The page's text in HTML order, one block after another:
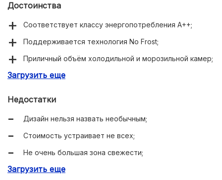
Достоинства
Соответствует классу энергопотребления A++;
Поддерживается технология No Frost;
Приличный объём холодильной и морозильной камер;
Продолжительное автономное сохранение холода;
Загрузить еще
Недостатки
Дизайн нельзя назвать необычным;
Стоимость устраивает не всех;
Не очень большая зона свежести;
Не самое оптимальное расположение полок.
Загрузить еще